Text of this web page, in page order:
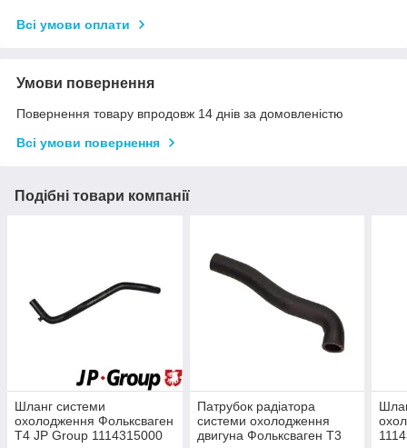
Всі умови оплати
Умови повернення
Повернення товару впродовж 14 днів за домовленістю
Всі умови повернення
Подібні товари компанії
Шланг системи
охолодження Фольксваген
Т4 JP Group 1114315000
Патрубок радіатора
системи охолодження
двигуна Фольксваген Т3